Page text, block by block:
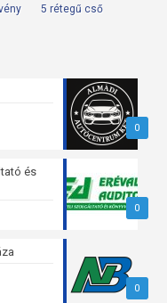
5 rétegű cső
0
0
és
0